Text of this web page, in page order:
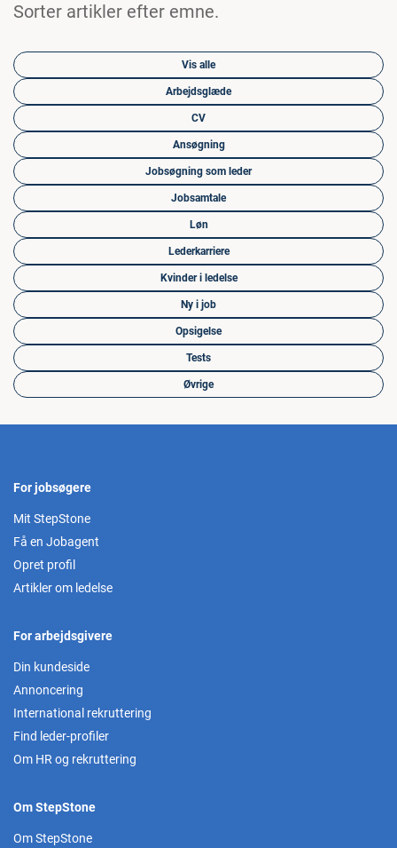
Sorter artikler efter emne.
Vis alle
Arbejdsglæde
CV
Ansøgning
Jobsøgning som leder
Jobsamtale
Løn
Lederkarriere
Kvinder i ledelse
Ny i job
Opsigelse
Tests
Øvrige
For jobsøgere
Mit StepStone
Få en Jobagent
Opret profil
Artikler om ledelse
For arbejdsgivere
Din kundeside
Annoncering
International rekruttering
Find leder-profiler
Om HR og rekruttering
Om StepStone
Om StepStone